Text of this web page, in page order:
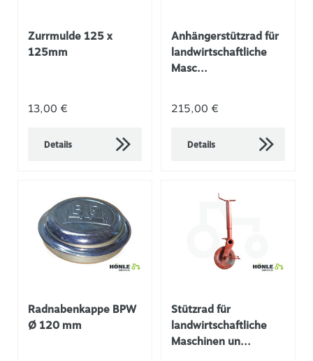
Zurrmulde 125 x
125mm
13,00 €
Details
Anhängerstützrad für
landwirtschaftliche
Masc...
215,00 €
Details
Radnabenkappe BPW
Ø 120 mm
Stützrad für
landwirtschaftliche
Maschinen un...